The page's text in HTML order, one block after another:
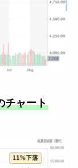
チャート